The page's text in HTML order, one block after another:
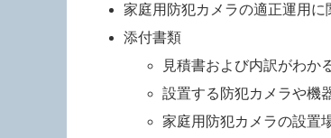
家庭用防犯カメラの適正運用に
添付書類
見積書および内訳がわか
設置する防犯カメラや機
家庭用防犯カメラの設置